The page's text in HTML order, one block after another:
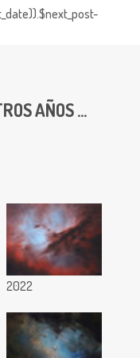
AÑOS ...
2022